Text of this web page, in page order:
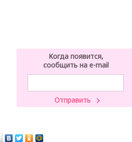
Когда появится,
сообщить на e-mail